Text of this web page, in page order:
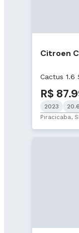
Citroen
Cactus 1.6
R$
2023
Piracicaba,